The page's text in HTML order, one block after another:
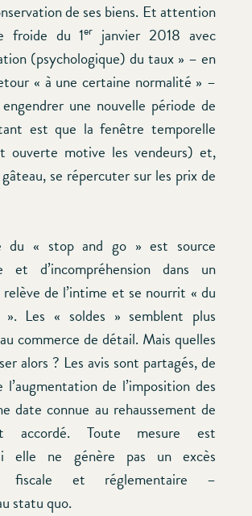
de ses biens. Et attention
froide du 1er janvier 2018 avec
(psychologique) du taux » – en
« à une certaine normalité » –
une nouvelle période de
est que la fenêtre temporelle
ouverte motive les vendeurs) et,
se répercuter sur les prix de
du « stop and go » est source
et d’incompréhension dans un
de l’intime et se nourrit « du
Les « soldes » semblent plus
commerce de détail. Mais quelles
alors ? Les avis sont partagés, de
l’augmentation de l’imposition des
date connue au rehaussement de
accordé. Toute mesure est
elle ne génère pas un excès
fiscale et réglementaire –
statu quo.